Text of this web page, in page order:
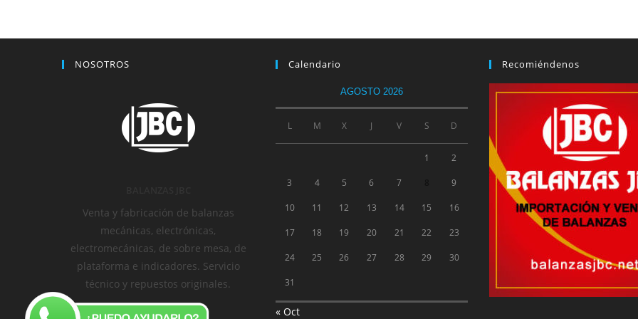
NOSOTROS
Venta y fabricación de balanzas
mecánicas, electrónicas,
electromecánicas, de sobre mesa, de
plataforma e indicadores. Servicio
técnico y repuestos originales.
Calendario
AGOSTO 2026
L M X J V S D
1 2
3 4 5 6 7 9
10 11 12 13 14 15 16
17 18 19 20 21 22 23
24 25 26 27 28 29 30
31
« Oct
Recomiéndenos